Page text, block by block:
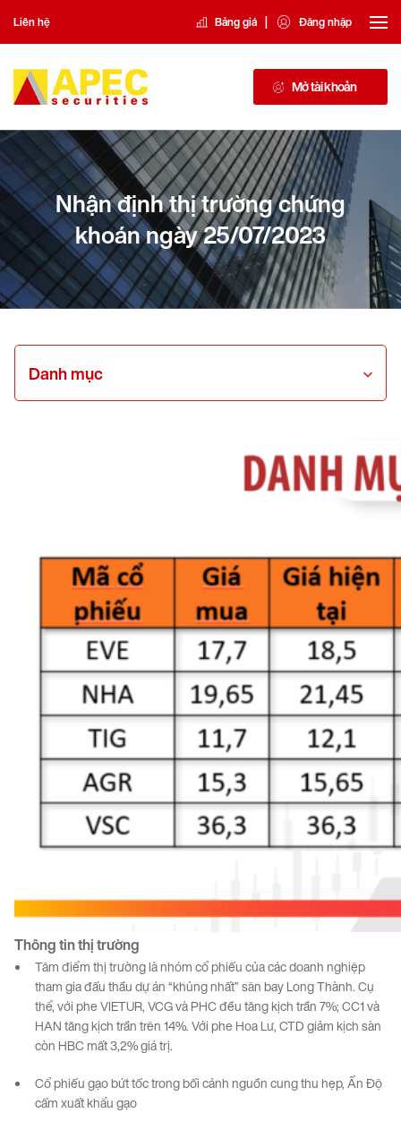
Liên hệ Bảng giá | Đăng nhập
Mở tài khoản
Nhận định thị trường chứng
khoán ngày 25/07/2023
Danh mục
Thôngtinthịtrường
Tâm điểm thị trường là nhóm cổ phiếu của các doanh nghiệp
tham gia đấu thầu dự án “khủng nhất” sân bay Long Thành. Cụ
thể, với phe VIETUR, VCG và PHC đều tăng kịch trần 7%; CC1 và
HAN tăng kịch trần trên 14%. Với phe Hoa Lư, CTD giảm kịch sàn
còn HBC mất 3,2% giá trị.
Cổ phiếu gạo bứt tốc trong bối cảnh nguồn cung thu hẹp, Ấn Độ
cấm xuất khẩu gạo